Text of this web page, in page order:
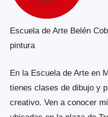
Escuela de Arte Belén
pintura
En la Escuela de Arte en
tienes clases de dibujo y
creativo. Ven a conocer